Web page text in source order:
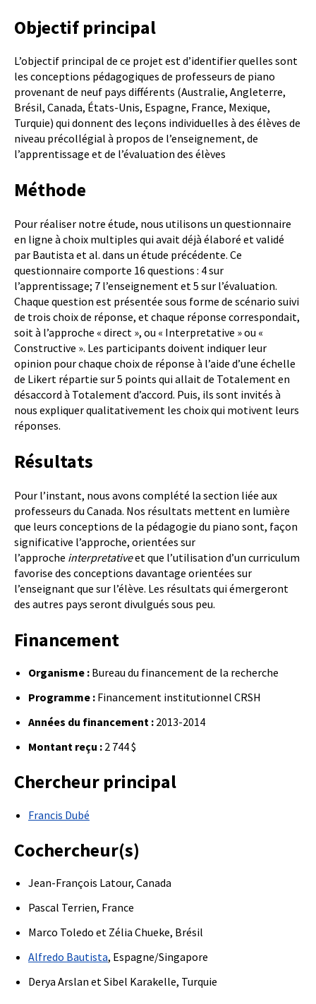
Objectif principal
L’objectif principal de ce projet est d’identifier quelles sont
les conceptions pédagogiques de professeurs de piano
provenant de neuf pays différents (Australie, Angleterre,
Brésil, Canada, États-Unis, Espagne, France, Mexique,
Turquie) qui donnent des leçons individuelles à des élèves de
niveau précollégial à propos de l’enseignement, de
l’apprentissage et de l’évaluation des élèves
Méthode
Pour réaliser notre étude, nous utilisons un questionnaire
en ligne à choix multiples qui avait déjà élaboré et validé
par Bautista et al. dans un étude précédente. Ce
questionnaire comporte 16 questions : 4 sur
l’apprentissage; 7 l’enseignement et 5 sur l’évaluation.
Chaque question est présentée sous forme de scénario suivi
de trois choix de réponse, et chaque réponse correspondait,
soit à l’approche « direct », ou « Interpretative » ou «
Constructive ». Les participants doivent indiquer leur
opinion pour chaque choix de réponse à l’aide d’une échelle
de Likert répartie sur 5 points qui allait de Totalement en
désaccord à Totalement d’accord. Puis, ils sont invités à
nous expliquer qualitativement les choix qui motivent leurs
réponses.
Résultats
Pour l’instant, nous avons complété la section liée aux
professeurs du Canada. Nos résultats mettent en lumière
que leurs conceptions de la pédagogie du piano sont, façon
significative l’approche, orientées sur
l’approche interpretativeet que l’utilisation d’un curriculum
favorise des conceptions davantage orientées sur
l’enseignant que sur l’élève. Les résultats qui émergeront
des autres pays seront divulgués sous peu.
Financement
Organisme : Bureau du financement de la recherche
Programme : Financement institutionnel CRSH
Années du financement : 2013-2014
Montant reçu : 2 744 $
Chercheur principal
Francis Dubé
Cochercheur(s)
Jean-François Latour, Canada
Pascal Terrien, France
Marco Toledo et Zélia Chueke, Brésil
Alfredo Bautista, Espagne/Singapore
Derya Arslan et Sibel Karakelle, Turquie